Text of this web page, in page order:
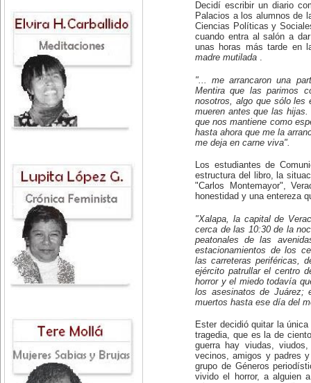
Decidí escribir un diario
Palacios a los alumnos de
Ciencias Políticas y
cuando entra al salón a
unas horas más tarde en
madre mutilada .
"... me arrancaron una
Mentira que las parimos
nosotros, algo que sólo les
mueren antes que las
que nos mantiene como
hasta ahora que me la
me deja en carne viva".
Los estudiantes de
estructura del libro, la
"Carlos Montemayor",
honestidad y una entereza
"Xalapa, la capital de
cerca de las 10:30 de la
peatonales de las
estacionamientos de los
las carreteras periféricas,
ejército patrullar el centro
horror y el miedo todavía
los asesinatos de Juárez;
muertos hasta ese día del
Ester decidió quitar la
tragedia, que es la de
guerra hay viudas,
vecinos, amigos y padres
grupo de Géneros
vivido el horror, a alguien